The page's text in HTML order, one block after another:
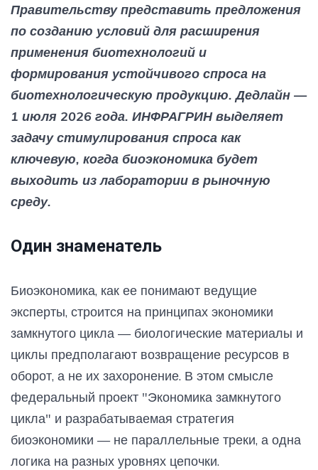
Правительству представить предложения
по созданию условий для расширения
применения биотехнологий и
формирования устойчивого спроса на
биотехнологическую продукцию. Дедлайн —
1 июля 2026 года. ИНФРАГРИН выделяет
задачу стимулирования спроса как
ключевую, когда биоэкономика будет
выходить из лаборатории в рыночную
среду.
Один знаменатель
Биоэкономика, как ее понимают ведущие
эксперты, строится на принципах экономики
замкнутого цикла — биологические материалы и
циклы предполагают возвращение ресурсов в
оборот, а не их захоронение. В этом смысле
федеральный проект "Экономика замкнутого
цикла" и разрабатываемая стратегия
биоэкономики — не параллельные треки, а одна
логика на разных уровнях цепочки.